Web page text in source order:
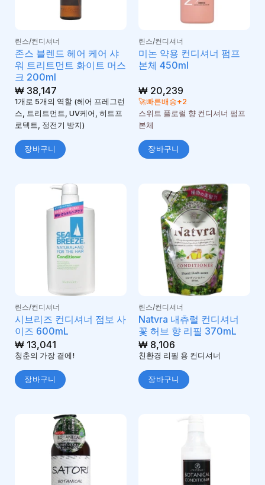
린스/컨디셔너
존스 블렌드 헤어 케어 샤
워 트리트먼트 화이트 머스
크 200ml
₩38,147
1개로 5개의 역할 (헤어 프레그런
스, 트리트먼트, UV케어, 히트프
로텍트, 정전기 방지)
장바구니
린스/컨디셔너
미논 약용 컨디셔너 펌프
본체 450ml
₩20,239
🚀빠른배송+2
스위트 플로럴 향 컨디셔너 펌프
본체
장바구니
린스/컨디셔너
시브리즈 컨디셔너 점보 사
이즈 600mL
₩13,041
청춘의 가장 곁에!
장바구니
린스/컨디셔너
Natvra 내츄럴 컨디셔너
꽃 허브 향 리필 370mL
₩8,106
친환경 리필 용 컨디셔너
장바구니